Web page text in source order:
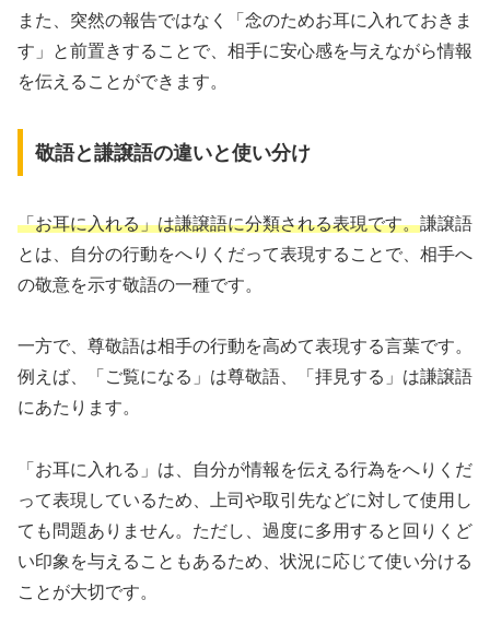
また、突然の報告ではなく「念のためお耳に入れておきま
す」と前置きすることで、相手に安心感を与えながら情報
を伝えることができます。
敬語と謙譲語の違いと使い分け
「お耳に入れる」は謙譲語に分類される表現です。謙譲語
とは、自分の行動をへりくだって表現することで、相手へ
の敬意を示す敬語の一種です。
一方で、尊敬語は相手の行動を高めて表現する言葉です。
例えば、「ご覧になる」は尊敬語、「拝見する」は謙譲語
にあたります。
「お耳に入れる」は、自分が情報を伝える行為をへりくだ
って表現しているため、上司や取引先などに対して使用し
ても問題ありません。ただし、過度に多用すると回りくど
い印象を与えることもあるため、状況に応じて使い分ける
ことが大切です。